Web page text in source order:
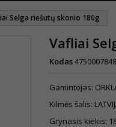
Selga riešutų skonio 180g
Vafliai
Kodas
Gamintojas:
Kilmės šalis:
Grynasis kiekis: